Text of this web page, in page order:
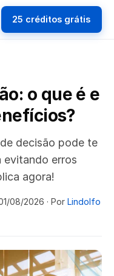
25 créditos grátis
o que é e
decisão pode te
evitando erros
agora!
08/2026 · Por Lindolfo